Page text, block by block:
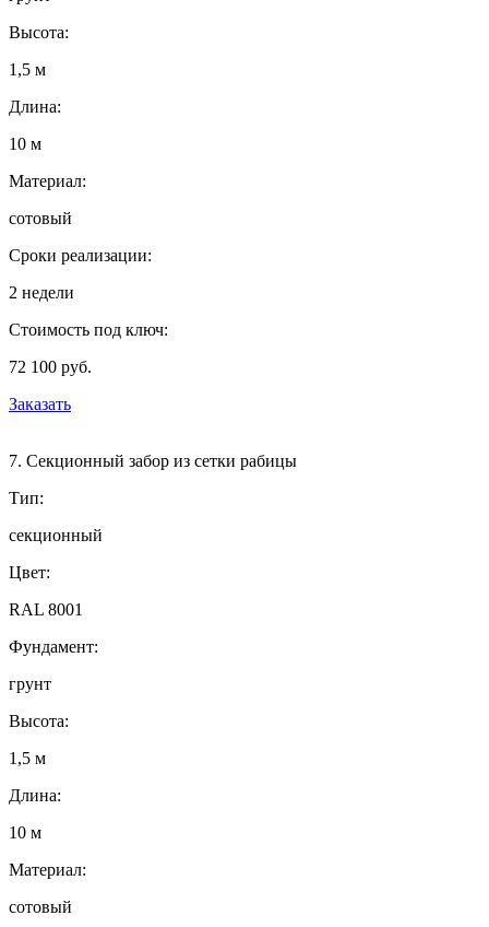
Высота:
1,5 м
Длина:
10 м
Материал:
сотовый
Сроки реализации:
2 недели
Стоимость под ключ:
72 100 руб.
Заказать
7. Секционный забор из сетки рабицы
Тип:
секционный
Цвет:
RAL 8001
Фундамент:
грунт
Высота:
1,5 м
Длина:
10 м
Материал:
сотовый